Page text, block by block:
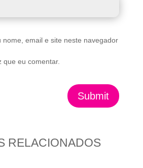
nome, email e site neste navegador
que eu comentar.
Submit
RELACIONADOS